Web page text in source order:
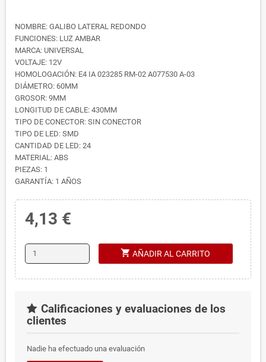
NOMBRE: GALIBO LATERAL REDONDO
FUNCIONES: LUZ AMBAR
MARCA: UNIVERSAL
VOLTAJE: 12V
HOMOLOGACIÓN: E4 IA 023285 RM-02 A077530 A-03
DIÁMETRO: 60MM
GROSOR: 9MM
LONGITUD DE CABLE: 430MM
TIPO DE CONECTOR: SIN CONECTOR
TIPO DE LED: SMD
CANTIDAD DE LED: 24
MATERIAL: ABS
PIEZAS: 1
GARANTÍA: 1 AÑOS
4,13 €
shopping_cart AÑADIR AL CARRITO
Calificaciones y evaluaciones de los
clientes
Nadie ha efectuado una evaluación